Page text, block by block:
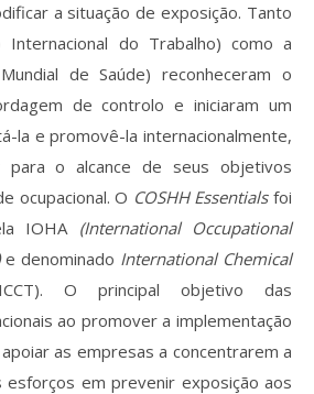
a situação de exposição. Tanto
Internacional do Trabalho) como a
de Saúde) reconheceram o
de controlo e iniciaram um
la e promovê-la internacionalmente,
o alcance de seus objetivos
ocupacional. O COSHH Essentialsfoi
IOHA (International Occupational
e denominado International Chemical
O principal objetivo das
ao promover a implementação
as empresas a concentrarem a
em prevenir exposição aos